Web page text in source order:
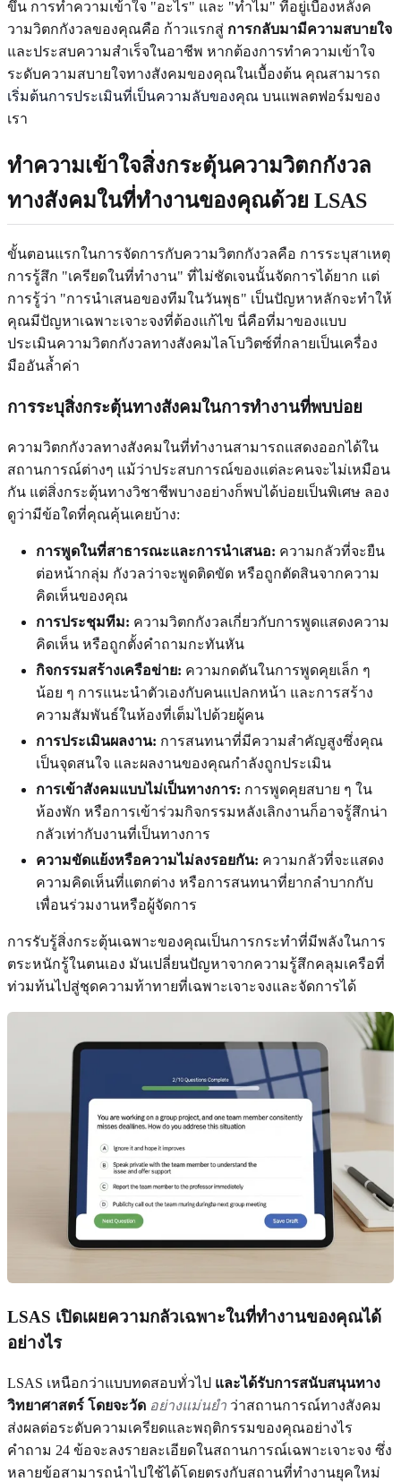
ขึ้น การทำความเข้าใจ "อะไร" และ "ทำไม" ที่อยู่เบื้องหลังค
วามวิตกกังวลของคุณคือ ก้าวแรกสู่ การกลับมามีความสบายใจ
และประสบความสำเร็จในอาชีพ หากต้องการทำความเข้าใจ
ระดับความสบายใจทางสังคมของคุณในเบื้องต้น คุณสามารถ
เริ่มต้นการประเมินที่เป็นความลับของคุณ บนแพลตฟอร์มของ
เรา
ทำความเข้าใจสิ่งกระตุ้นความวิตกกังวล
ทางสังคมในที่ทำงานของคุณด้วย LSAS
ขั้นตอนแรกในการจัดการกับความวิตกกังวลคือ การระบุสาเหตุ
การรู้สึก "เครียดในที่ทำงาน" ที่ไม่ชัดเจนนั้นจัดการได้ยาก แต่
การรู้ว่า "การนำเสนอของทีมในวันพุธ" เป็นปัญหาหลักจะทำให้
คุณมีปัญหาเฉพาะเจาะจงที่ต้องแก้ไข นี่คือที่มาของแบบ
ประเมินความวิตกกังวลทางสังคมไลโบวิตซ์ที่กลายเป็นเครื่อง
มืออันล้ำค่า
การระบุสิ่งกระตุ้นทางสังคมในการทำงานที่พบบ่อย
ความวิตกกังวลทางสังคมในที่ทำงานสามารถแสดงออกได้ใน
สถานการณ์ต่างๆ แม้ว่าประสบการณ์ของแต่ละคนจะไม่เหมือน
กัน แต่สิ่งกระตุ้นทางวิชาชีพบางอย่างก็พบได้บ่อยเป็นพิเศษ ลอง
ดูว่ามีข้อใดที่คุณคุ้นเคยบ้าง:
การพูดในที่สาธารณะและการนำเสนอ: ความกลัวที่จะยืน
ต่อหน้ากลุ่ม กังวลว่าจะพูดติดขัด หรือถูกตัดสินจากความ
คิดเห็นของคุณ
การประชุมทีม: ความวิตกกังวลเกี่ยวกับการพูดแสดงความ
คิดเห็น หรือถูกตั้งคำถามกะทันหัน
กิจกรรมสร้างเครือข่าย: ความกดดันในการพูดคุยเล็ก ๆ
น้อย ๆ การแนะนำตัวเองกับคนแปลกหน้า และการสร้าง
ความสัมพันธ์ในห้องที่เต็มไปด้วยผู้คน
การประเมินผลงาน: การสนทนาที่มีความสำคัญสูงซึ่งคุณ
เป็นจุดสนใจ และผลงานของคุณกำลังถูกประเมิน
การเข้าสังคมแบบไม่เป็นทางการ: การพูดคุยสบาย ๆ ใน
ห้องพัก หรือการเข้าร่วมกิจกรรมหลังเลิกงานก็อาจรู้สึกน่า
กลัวเท่ากับงานที่เป็นทางการ
ความขัดแย้งหรือความไม่ลงรอยกัน: ความกลัวที่จะแสดง
ความคิดเห็นที่แตกต่าง หรือการสนทนาที่ยากลำบากกับ
เพื่อนร่วมงานหรือผู้จัดการ
การรับรู้สิ่งกระตุ้นเฉพาะของคุณเป็นการกระทำที่มีพลังในการ
ตระหนักรู้ในตนเอง มันเปลี่ยนปัญหาจากความรู้สึกคลุมเครือที่
ท่วมท้นไปสู่ชุดความท้าทายที่เฉพาะเจาะจงและจัดการได้
LSAS เปิดเผยความกลัวเฉพาะในที่ทำงานของคุณได้
อย่างไร
LSAS เหนือกว่าแบบทดสอบทั่วไป และได้รับการสนับสนุนทาง
วิทยาศาสตร์ โดยจะวัด อย่างแม่นยำ ว่าสถานการณ์ทางสังคม
ส่งผลต่อระดับความเครียดและพฤติกรรมของคุณอย่างไร
คำถาม 24 ข้อจะลงรายละเอียดในสถานการณ์เฉพาะเจาะจง ซึ่ง
หลายข้อสามารถนำไปใช้ได้โดยตรงกับสถานที่ทำงานยุคใหม่